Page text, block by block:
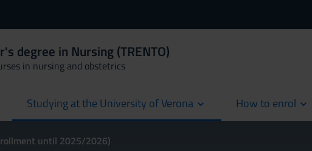
degree in Nursing (TRENTO)
in nursing and obstetrics
Studying at the University of Verona How to enrol
until 2025/2026)